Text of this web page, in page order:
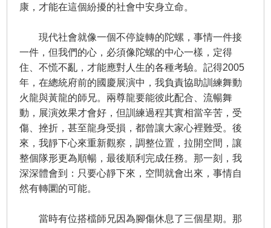
康，才能在這個紛擾的社會中安身立命。
現代社會就像一個不停旋轉的陀螺，事情一件接
一件，但我們的心，必須像陀螺的中心一樣，定得
住、不慌不亂，才能應對人生的各種考驗。記得2005
年，在總統府前的國慶展演中，我負責協助訓練舞動
火龍與黃龍的師兄。兩尊龍要能彼此配合、流暢舞
動，展演效果才會好，但訓練過程其實相當辛苦，受
傷、挫折，甚至龍身受損，都曾讓大家心裡難受。後
來，我靜下心來重新觀察，調整位置，拉開空間，讓
整個隊形更為順暢，最後順利完成任務。那一刻，我
深深體會到：只要心靜下來，空間就會出來，事情自
然有轉圜的可能。
當時有位搭檔師兄因為腳傷休息了三個星期。那